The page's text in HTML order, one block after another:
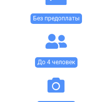
Без предоплаты
До 4 человек